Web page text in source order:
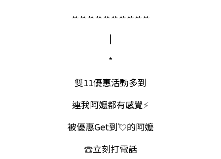
ꕀꕀꕀꕀꕀꕀꕀꕀꕀꕀ​​​
|
*
雙11優惠活動多到
連我阿嬤都有感覺⚡
被優惠Get到💘的阿嬤
☎立刻打電話